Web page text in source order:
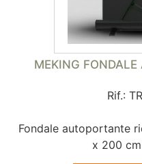
MEKING FONDALE
Rif.:
Fondale autoportante
x 200